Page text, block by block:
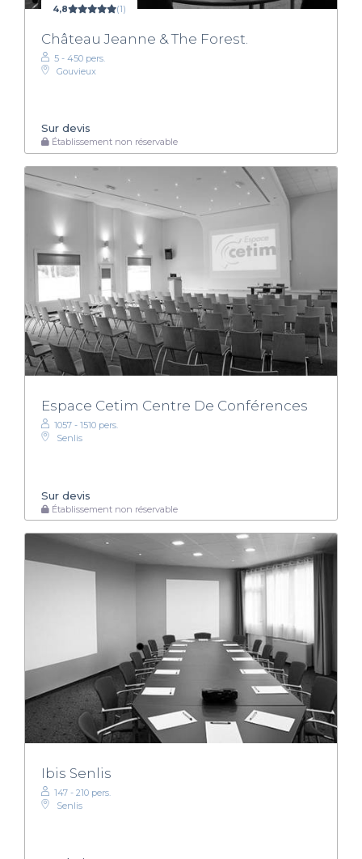
4,8 (1)
Château Jeanne & The Forest.
5 - 450 pers.
Gouvieux
Sur devis
Établissement non réservable
Espace Cetim Centre De Conférences
1057 - 1510 pers.
Senlis
Sur devis
Établissement non réservable
Ibis Senlis
147 - 210 pers.
Senlis